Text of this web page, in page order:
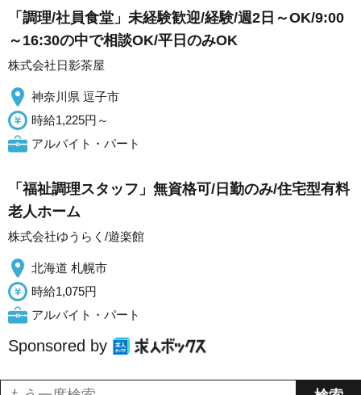
「調理/社員食堂」未経験歓迎/経験/週2日～OK/9:00
～16:30の中で相談OK/平日のみOK
株式会社日影茶屋
神奈川県 逗子市
時給1,225円～
アルバイト・パート
「福祉調理スタッフ」無資格可/日勤のみ/住宅型有料
老人ホーム
株式会社ゆうらく/遊楽館
北海道 札幌市
時給1,075円
アルバイト・パート
Sponsored by